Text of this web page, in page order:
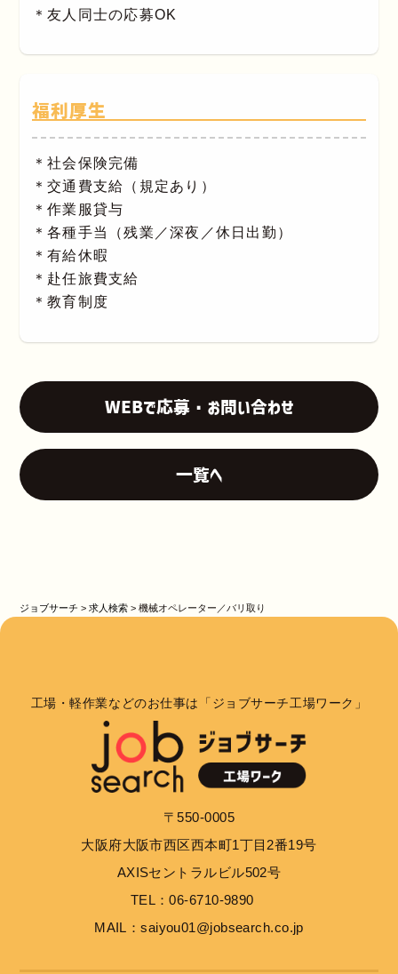
＊友人同士の応募OK
福利厚生
＊社会保険完備
＊交通費支給（規定あり）
＊作業服貸与
＊各種手当（残業／深夜／休日出勤）
＊有給休暇
＊赴任旅費支給
＊教育制度
WEBで応募・お問い合わせ
一覧へ
ジョブサーチ >求人検索 >機械オペレーター／バリ取り
工場・軽作業などのお仕事は「ジョブサーチ工場ワーク」
〒550-0005
大阪府大阪市西区西本町1丁目2番19号
AXISセントラルビル502号
TEL：06-6710-9890
MAIL：saiyou01@jobsearch.co.jp